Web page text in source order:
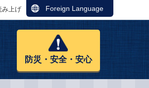
み上げ Foreign Language
防災・安全・安心